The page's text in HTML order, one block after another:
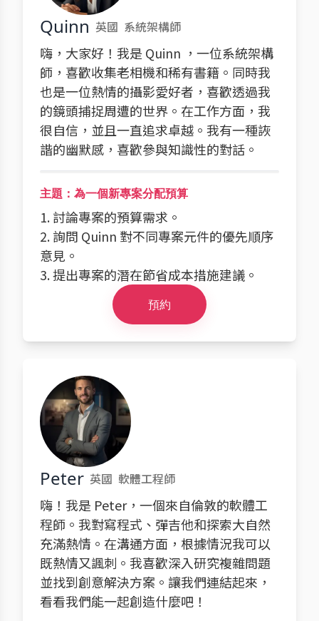
Quinn 英國 系統架構師
嗨，大家好！我是 Quinn ，一位系統架構
師，喜歡收集老相機和稀有書籍。同時我
也是一位熱情的攝影愛好者，喜歡透過我
的鏡頭捕捉周遭的世界。在工作方面，我
很自信，並且一直追求卓越。我有一種詼
諧的幽默感，喜歡參與知識性的對話。
主題：為一個新專案分配預算
1. 討論專案的預算需求。
2. 詢問 Quinn 對不同專案元件的優先順序
意見。
3. 提出專案的潛在節省成本措施建議。
預約
Peter 英國 軟體工程師
嗨！我是 Peter，一個來自倫敦的軟體工
程師。我對寫程式、彈吉他和探索大自然
充滿熱情。在溝通方面，根據情況我可以
既熱情又諷刺。我喜歡深入研究複雜問題
並找到創意解決方案。讓我們連結起來，
看看我們能一起創造什麼吧！